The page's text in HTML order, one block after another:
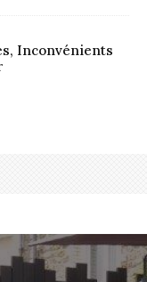
Inconvénients